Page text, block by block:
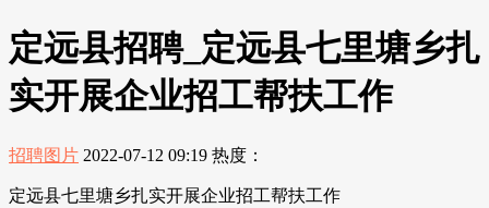
定远县招聘_定远县七里塘乡扎
实开展企业招工帮扶工作
招聘图片 2022-07-12 09:19 热度：
定远县七里塘乡扎实开展企业招工帮扶工作